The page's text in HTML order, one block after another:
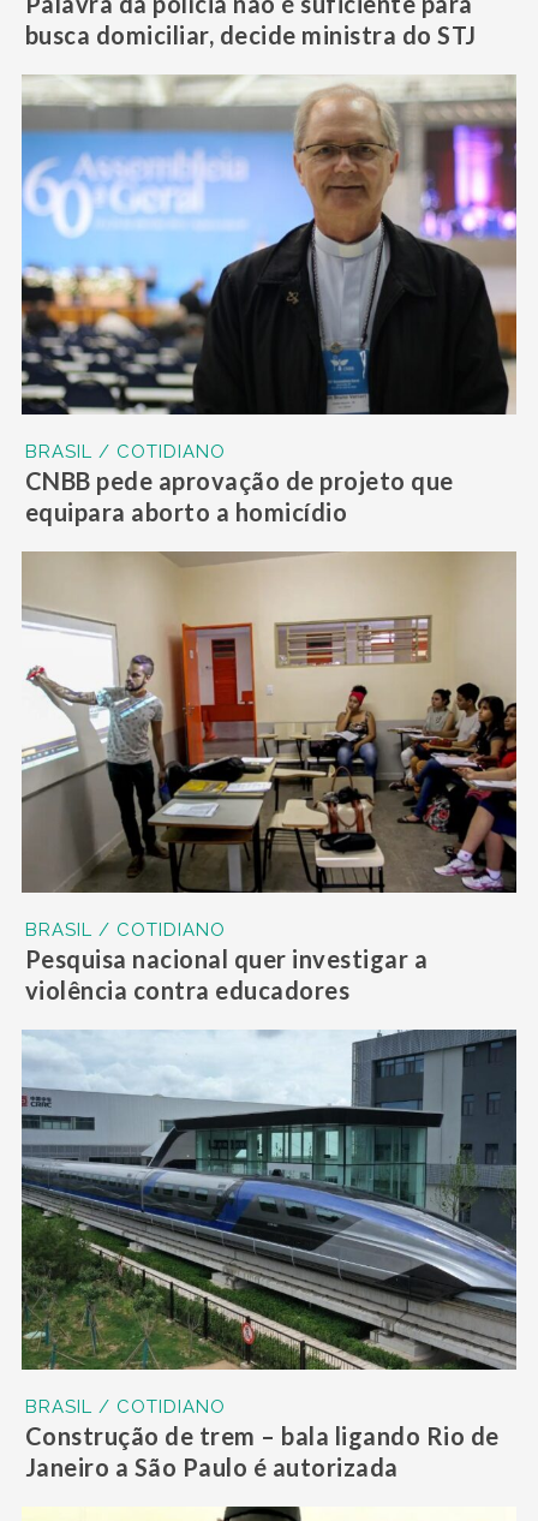
busca domiciliar, decide ministra do STJ
BRASIL / COTIDIANO
CNBB pede aprovação de projeto que
equipara aborto a homicídio
BRASIL / COTIDIANO
Pesquisa nacional quer investigar a
violência contra educadores
BRASIL / COTIDIANO
Construção de trem – bala ligando Rio de
Janeiro a São Paulo é autorizada